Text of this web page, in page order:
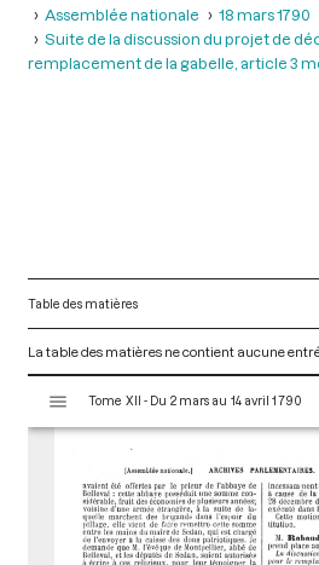
Assemblée nationale
18 mars 1790
Suite de la discussion du projet de
remplacement de la gabelle, article 3
Table des matières
La table des matières ne contient aucune
s
Tome XII - Du 2 mars au 14 avril 1790